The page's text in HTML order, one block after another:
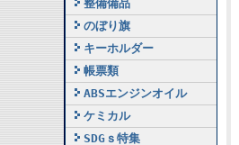
整備備品
のぼり旗
キーホルダー
帳票類
ABSエンジンオイル
ケミカル
SDGｓ特集